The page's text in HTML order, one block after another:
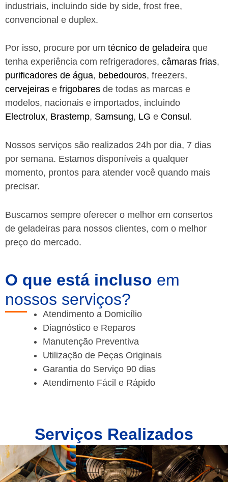
industriais, incluindo side by side, frost free,
convencional e duplex.
Por isso, procure por um técnico de geladeira que
tenha experiência com refrigeradores, câmaras frias,
purificadores de água, bebedouros, freezers,
cervejeiras e frigobares de todas as marcas e
modelos, nacionais e importados, incluindo
Electrolux, Brastemp, Samsung, LG e Consul .
Nossos serviços são realizados 24h por dia, 7 dias
por semana. Estamos disponíveis a qualquer
momento, prontos para atender você quando mais
precisar.
Buscamos sempre oferecer o melhor em consertos
de geladeiras para nossos clientes, com o melhor
preço do mercado.
O que está incluso em
nossos serviços?
Atendimento a Domicílio
Diagnóstico e Reparos
Manutenção Preventiva
Utilização de Peças Originais
Garantia do Serviço 90 dias
Atendimento Fácil e Rápido
Serviços Realizados